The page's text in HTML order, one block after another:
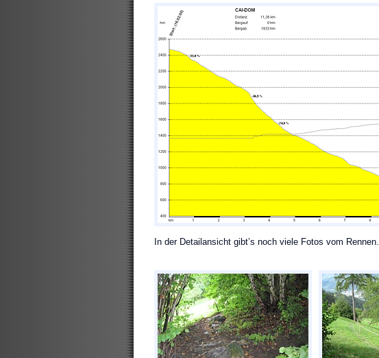
In der Detailansicht gibt’s noch viele Fotos vom Rennen.